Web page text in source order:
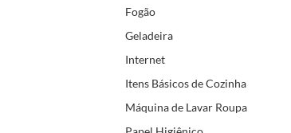
Fogão
Geladeira
Internet
Itens Básicos de Cozinha
Máquina de Lavar Roupa